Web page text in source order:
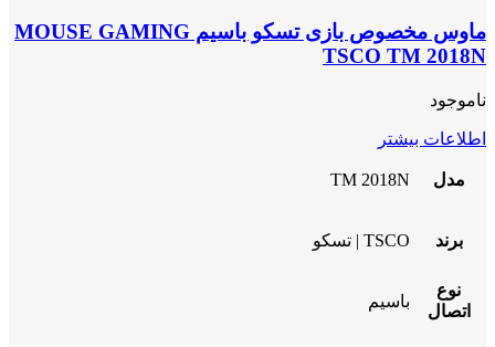
ماوس مخصوص بازی تسکو باسیم MOUSE GAMING
TSCO TM 2018N
ناموجود
اطلاعات بیشتر
مدل TM 2018N
برند TSCO | تسکو
نوع
اتصال
باسیم